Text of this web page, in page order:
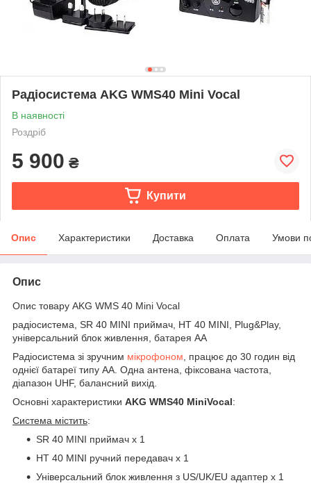
Радіосистема AKG WMS40 Mini Vocal
В наявності
Роздріб
5 900 ₴
Купити
Опис Характеристики Доставка Оплата Умови
Опис
Опис товару AKG WMS 40 Mini Vocal
радіосистема, SR 40 MINI приймач, HT 40 MINI, Plug&Play,
універсальний блок живлення, батарея АА
Радіосистема зі зручним мікрофоном , працює до 30 годин від
однієї батареї типу АА. Одна антена, фіксована частота,
діапазон UHF, балансний вихід.
Основні характеристики AKG WMS40 MiniVocal:
Система містить:
SR 40 MINI приймач х 1
HT 40 MINI ручний передавач х 1
Універсальний блок живлення з US/UK/EU адаптер х 1